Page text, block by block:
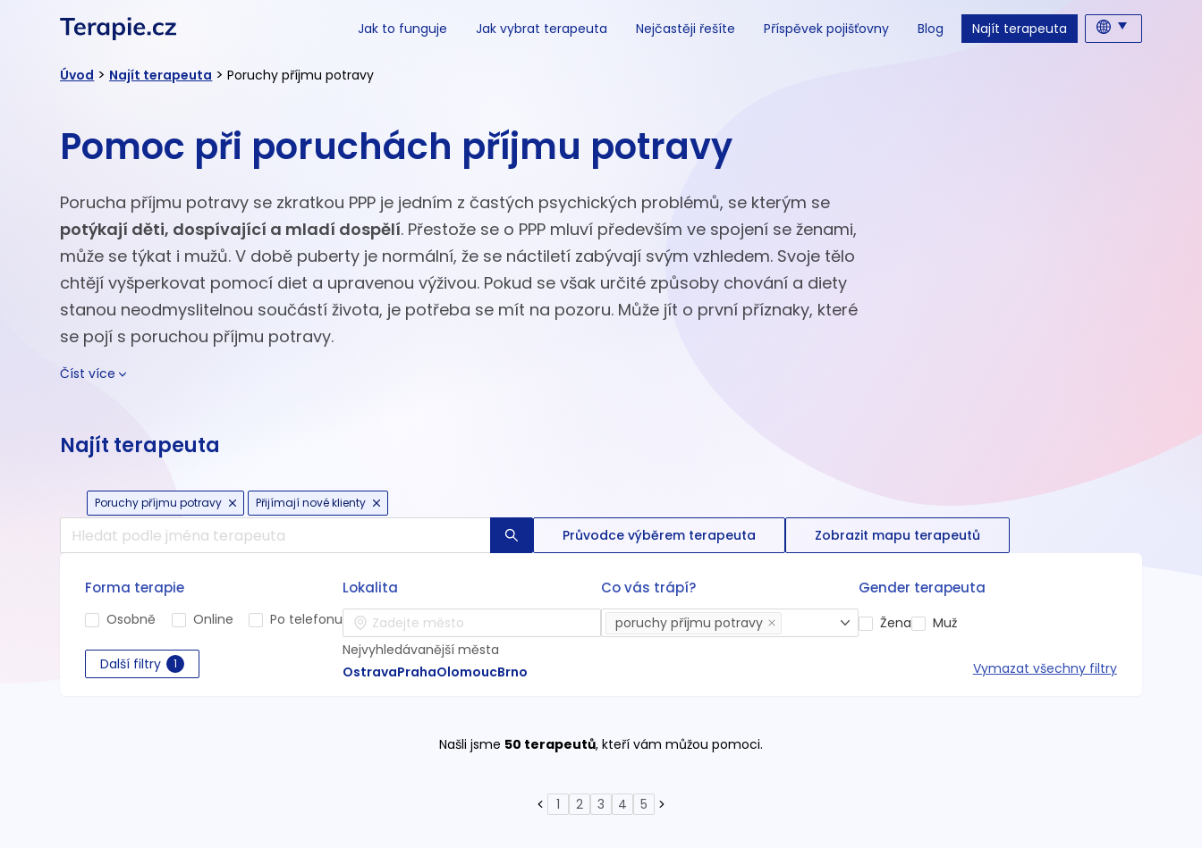
Jak to funguje Jak vybrat terapeuta Nejčastěji řešíte Příspěvek pojišťovny Blog Najít terapeuta
Úvod > Najít terapeuta > Poruchy příjmu potravy
Pomoc při poruchách příjmu potravy
Porucha příjmu potravy se zkratkou PPP je jedním z častých psychických problémů, se kterým se
potýkají děti, dospívající a mladí dospělí. Přestože se o PPP mluví především ve spojení se ženami,
může se týkat i mužů. V době puberty je normální, že se náctiletí zabývají svým vzhledem. Svoje tělo
chtějí vyšperkovat pomocí diet a upravenou výživou. Pokud se však určité způsoby chování a diety
stanou neodmyslitelnou součástí života, je potřeba se mít na pozoru. Může jít o první příznaky, které
se pojí s poruchou příjmu potravy.
Číst více
Najít terapeuta
Průvodce výběrem terapeuta Zobrazit mapu terapeutů
Forma terapie
Osobně Online Po telefonu
Lokalita
Nejvyhledávanější města
OstravaPrahaOlomoucBrno
Co vás trápí?
poruchy příjmu potravy
Gender terapeuta
Žena Muž
Další filtry 1 Vymazat všechny filtry
Poruchy příjmu potravy Přijímají nové klienty
Našli jsme 50 terapeutů, kteří vám můžou pomoci.
1 2 3 4 5